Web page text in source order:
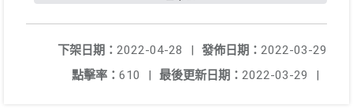
發佈日期： 2022-03-29
下架日期： 2022-04-28
|
最後更新日期： 2022-03-29 |
點擊率： 610 |